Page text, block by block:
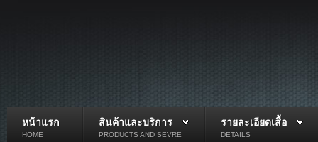
หน้าแรก
HOME
สินค้าและบริการ
PRODUCTS AND SEVRE
รายละเอียดเสื้อ
DETAILS